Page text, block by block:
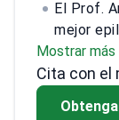
El Prof.
mejor
etapas
Mostrar más
Cita con el